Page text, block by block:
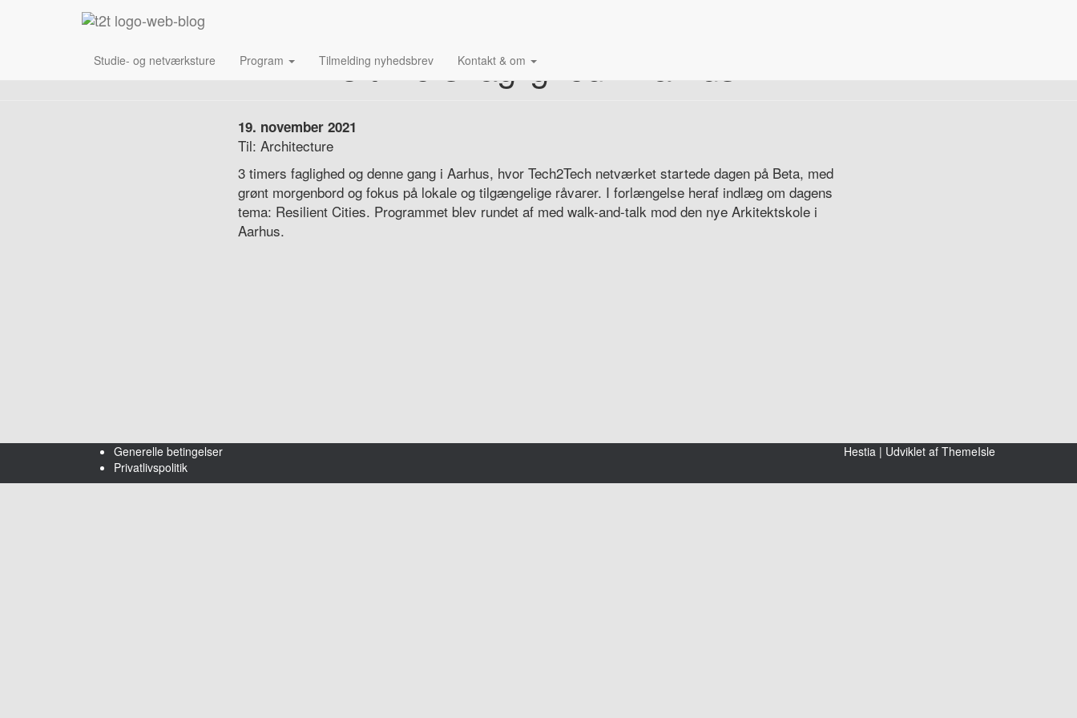
Studie- og netværksture Program Tilmelding nyhedsbrev Kontakt & om
3 timers faglighed i Aarhus
19. november 2021
Til: Architecture
3 timers faglighed og denne gang i Aarhus, hvor Tech2Tech netværket startede dagen på Beta, med
grønt morgenbord og fokus på lokale og tilgængelige råvarer. I forlængelse heraf indlæg om dagens
tema: Resilient Cities. Programmet blev rundet af med walk-and-talk mod den nye Arkitektskole i
Aarhus.
Generelle betingelser
Privatlivspolitik
Hestia | Udviklet af ThemeIsle